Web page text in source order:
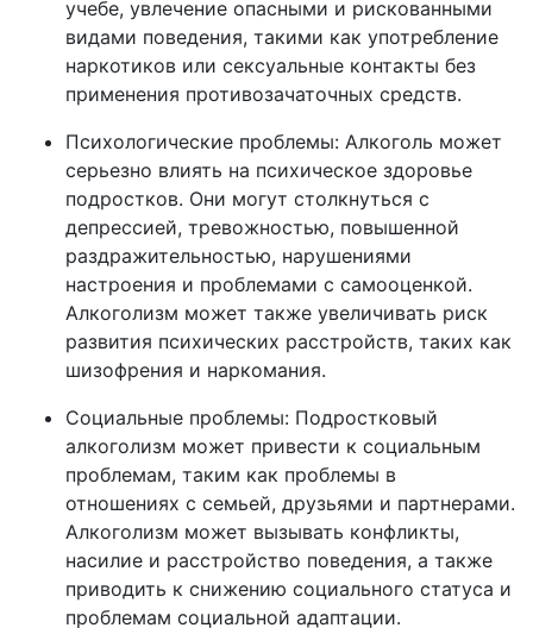
учебе, увлечение опасными и рискованными
видами поведения, такими как употребление
наркотиков или сексуальные контакты без
применения противозачаточных средств.
Психологические проблемы: Алкоголь может
серьезно влиять на психическое здоровье
подростков. Они могут столкнуться с
депрессией, тревожностью, повышенной
раздражительностью, нарушениями
настроения и проблемами с самооценкой.
Алкоголизм может также увеличивать риск
развития психических расстройств, таких как
шизофрения и наркомания.
Социальные проблемы: Подростковый
алкоголизм может привести к социальным
проблемам, таким как проблемы в
отношениях с семьей, друзьями и партнерами.
Алкоголизм может вызывать конфликты,
насилие и расстройство поведения, а также
приводить к снижению социального статуса и
проблемам социальной адаптации.